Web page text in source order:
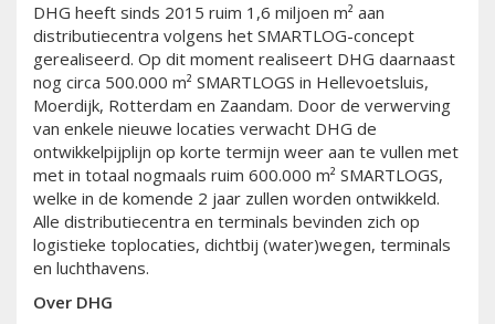
DHG heeft sinds 2015 ruim 1,6 miljoen m² aan
distributiecentra volgens het SMARTLOG-concept
gerealiseerd. Op dit moment realiseert DHG daarnaast
nog circa 500.000 m² SMARTLOGS in Hellevoetsluis,
Moerdijk, Rotterdam en Zaandam. Door de verwerving
van enkele nieuwe locaties verwacht DHG de
ontwikkelpijplijn op korte termijn weer aan te vullen met
met in totaal nogmaals ruim 600.000 m² SMARTLOGS,
welke in de komende 2 jaar zullen worden ontwikkeld.
Alle distributiecentra en terminals bevinden zich op
logistieke toplocaties, dichtbij (water)wegen, terminals
en luchthavens.
Over DHG